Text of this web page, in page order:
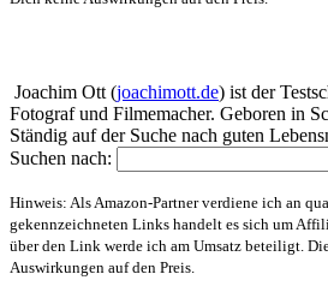
Joachim Ott (joachimott.de) ist der
Fotograf und Filmemacher. Geboren in
Ständig auf der Suche nach guten
Suchen nach:
Hinweis: Als Amazon-Partner verdiene ich an
gekennzeichneten Links handelt es sich um
über den Link werde ich am Umsatz beteiligt.
Auswirkungen auf den Preis.